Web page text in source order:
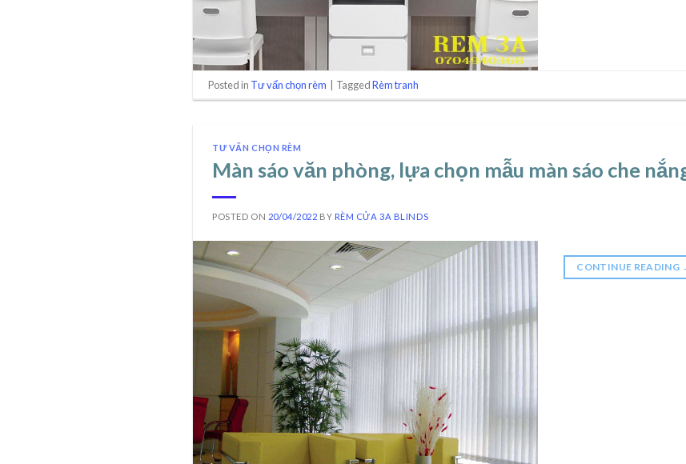
Posted in Tư vấn chọn rèm TaggedRèm tranh
TƯ VẤN CHỌN RÈM
Màn sáo văn phòng, lựa chọn mẫu màn sáo che
POSTED ON 20/04/2022 BY RÈM CỬA 3A BLINDS
CONTINUE READING